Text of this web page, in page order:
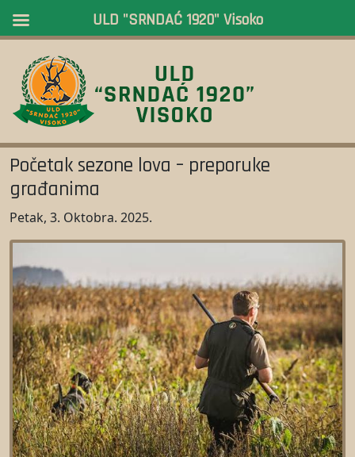
Početak sezone lova – preporuke
građanima
Petak, 3. Oktobra. 2025.
ULD "SRNDAĆ 1920" Visoko